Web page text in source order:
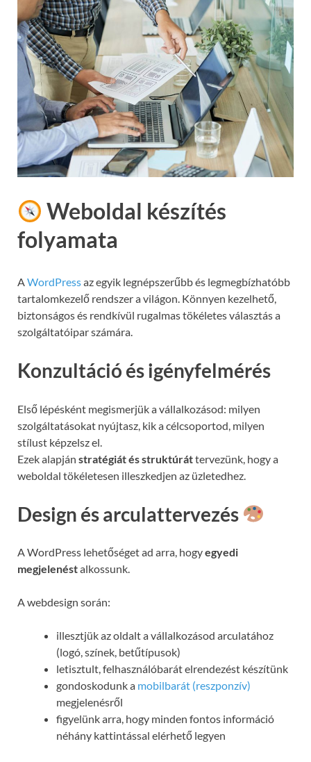
Weboldal készítés
folyamata
AWordPressaz egyik legnépszerűbb és legmegbízhatóbb
tartalomkezelő rendszer a világon. Könnyen kezelhető,
biztonságos és rendkívül rugalmas tökéletes választás a
szolgáltatóipar számára.
Konzultáció és igényfelmérés
Első lépésként megismerjük a vállalkozásod: milyen
szolgáltatásokat nyújtasz, kik a célcsoportod, milyen
stílust képzelsz el.
Ezek alapján stratégiát és struktúráttervezünk, hogy a
weboldal tökéletesen illeszkedjen az üzletedhez.
Design és arculattervezés
A WordPress lehetőséget ad arra, hogyegyedi
megjelenéstalkossunk.
A webdesign során:
illesztjük az oldalt a vállalkozásod arculatához
(logó, színek, betűtípusok)
letisztult, felhasználóbarát elrendezést készítünk
gondoskodunk a mobilbarát (reszponzív)
megjelenésről
figyelünk arra, hogy minden fontos információ
néhány kattintással elérhető legyen